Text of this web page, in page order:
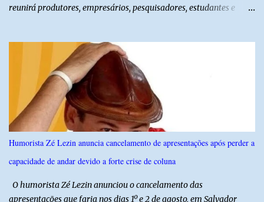
reunirá produtores, empresários, pesquisadores, estudantes e
instituições e tecnologias voltadas ao setor. Além das atividades
técnicas, a feira contará com programação cultural. No dia 20 de
agosto, o público poderá prestigiar o show de humor com Mução,
seguido de apresentação musical de Vê Barreto. A Frut & Tec
reforça a importância do Distrito de Irrigação do Baixo Açu como
referência na fruticultura irrigada, promovendo conhecimento,
inovação e oportunidades para o desenvolvimento do agronegócio
potiguar. @associacaodiba
Humorista Zé Lezin anuncia cancelamento de apresentações após perder a
capacidade de andar devido a forte crise de coluna
O humorista Zé Lezin anunciou o cancelamento das
apresentações que faria nos dias 1º e 2 de agosto, em Salvador